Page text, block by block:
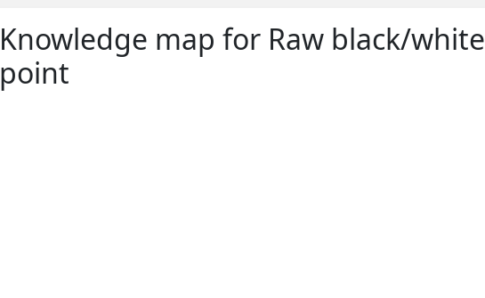
Knowledge map for Raw black/white
point